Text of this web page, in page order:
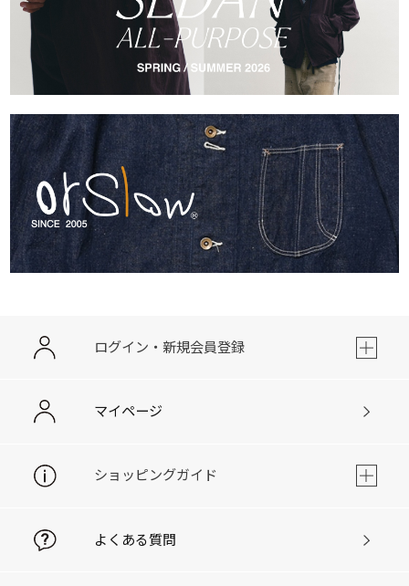
ログイン・新規会員登録
マイページ
ショッピングガイド
よくある質問